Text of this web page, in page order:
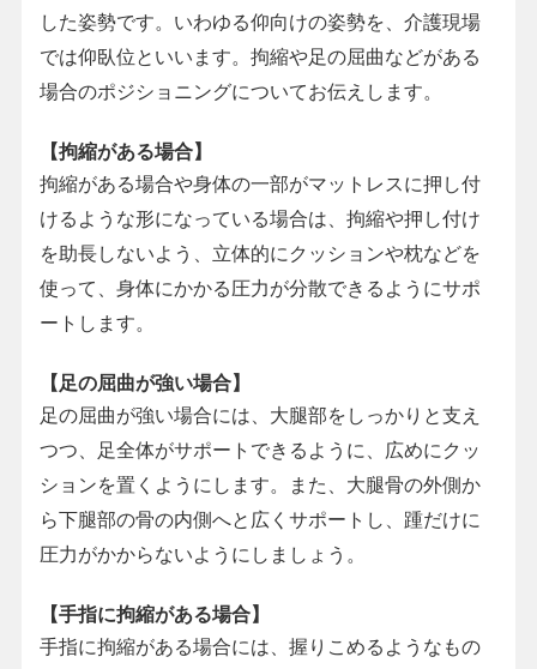
した姿勢です。いわゆる仰向けの姿勢を、介護現場
では仰臥位といいます。拘縮や足の屈曲などがある
場合のポジショニングについてお伝えします。
【拘縮がある場合】
拘縮がある場合や身体の一部がマットレスに押し付
けるような形になっている場合は、拘縮や押し付け
を助長しないよう、立体的にクッションや枕などを
使って、身体にかかる圧力が分散できるようにサポ
ートします。
【足の屈曲が強い場合】
足の屈曲が強い場合には、大腿部をしっかりと支え
つつ、足全体がサポートできるように、広めにクッ
ションを置くようにします。また、大腿骨の外側か
ら下腿部の骨の内側へと広くサポートし、踵だけに
圧力がかからないようにしましょう。
【手指に拘縮がある場合】
手指に拘縮がある場合には、握りこめるようなもの